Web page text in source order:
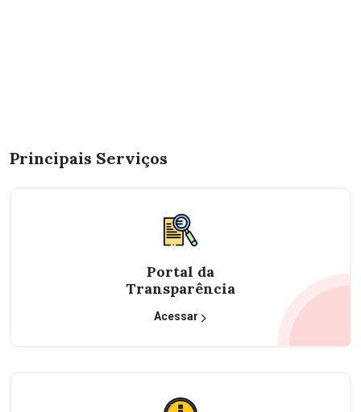
Principais Serviços
Portal da
Transparência
Acessar